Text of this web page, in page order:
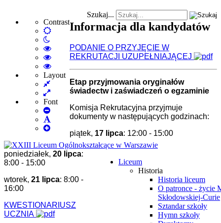
Contrast
Default
mode
High
Contrast
Black
White
High
Contrast
Black
Yellow
High
Contrast
Yellow
mode
Layout
Fixed
layout
Wide
layout
Font
Set
Smaller
Font
Set
Larger
Font
Szukaj...
Liceum
Historia
Historia liceum
O patronce - życie
Skłodowskiej-Curie
Sztandar szkoły
Hymn szkoły
Informacja dla kandydatów
PODANIE O PRZYJĘCIE W
REKRUTACJI UZUPEŁNIAJĄCEJ
Etap przyjmowania oryginałów
świadectw i zaświadczeń o egzaminie
Komisja Rekrutacyjna przyjmuje
dokumenty w następujących godzinach:
piątek, 17 lipca: 12:00 - 15:00
poniedziałek, 20 lipca:
8:00 - 15:00
wtorek, 21 lipca: 8:00 -
16:00
KWESTIONARIUSZ
UCZNIA